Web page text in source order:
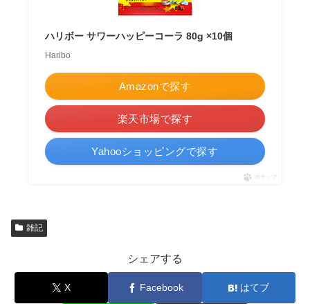
ハリボー サワーハッピーコーラ 80g ×10個
Haribo
Amazonで探す
楽天市場で探す
Yahooショッピングで探す
ポチップ
雑記
シェアする
X Facebook はてブ